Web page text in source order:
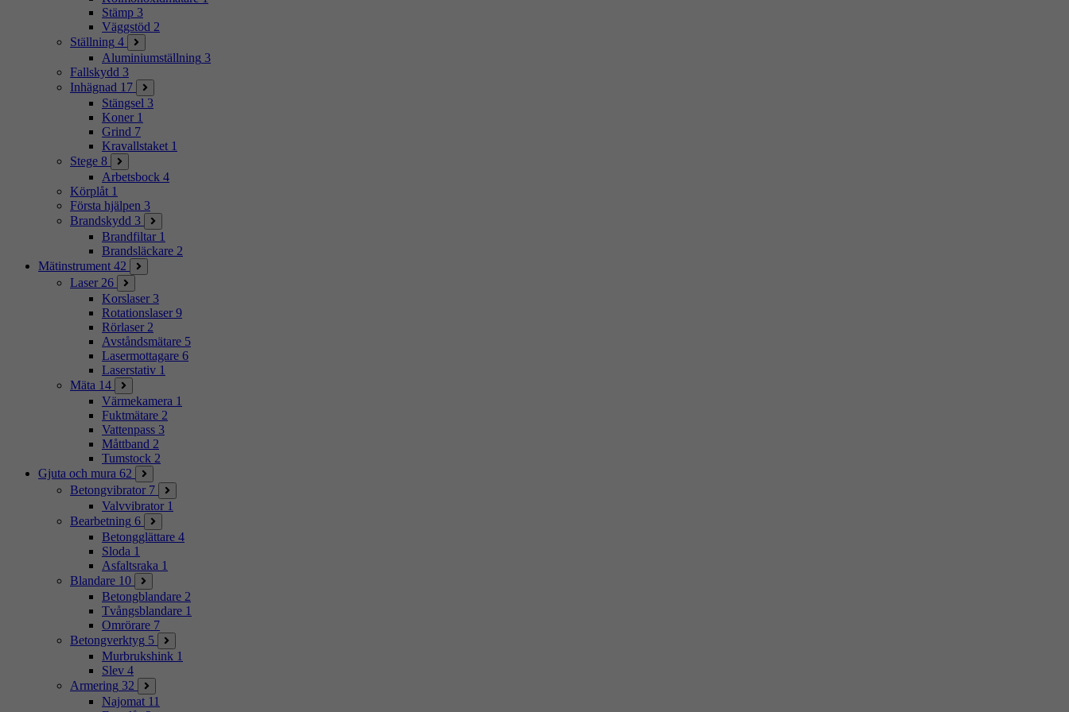
Stämp 3
Väggstöd 2
Ställning 4
Aluminiumställning 3
Fallskydd 3
Inhägnad 17
Stängsel 3
Koner 1
Grind 7
Kravallstaket 1
Stege 8
Arbetsbock 4
Körplåt 1
Första hjälpen 3
Brandskydd 3
Brandfiltar 1
Brandsläckare 2
Mätinstrument 42
Laser 26
Korslaser 3
Rotationslaser 9
Rörlaser 2
Avståndsmätare 5
Lasermottagare 6
Laserstativ 1
Mäta 14
Värmekamera 1
Fuktmätare 2
Vattenpass 3
Måttband 2
Tumstock 2
Gjuta och mura 62
Betongvibrator 7
Valvvibrator 1
Bearbetning 6
Betongglättare 4
Sloda 1
Asfaltsraka 1
Blandare 10
Betongblandare 2
Tvångsblandare 1
Omrörare 7
Betongverktyg 5
Murbrukshink 1
Slev 4
Armering 32
Najomat 11